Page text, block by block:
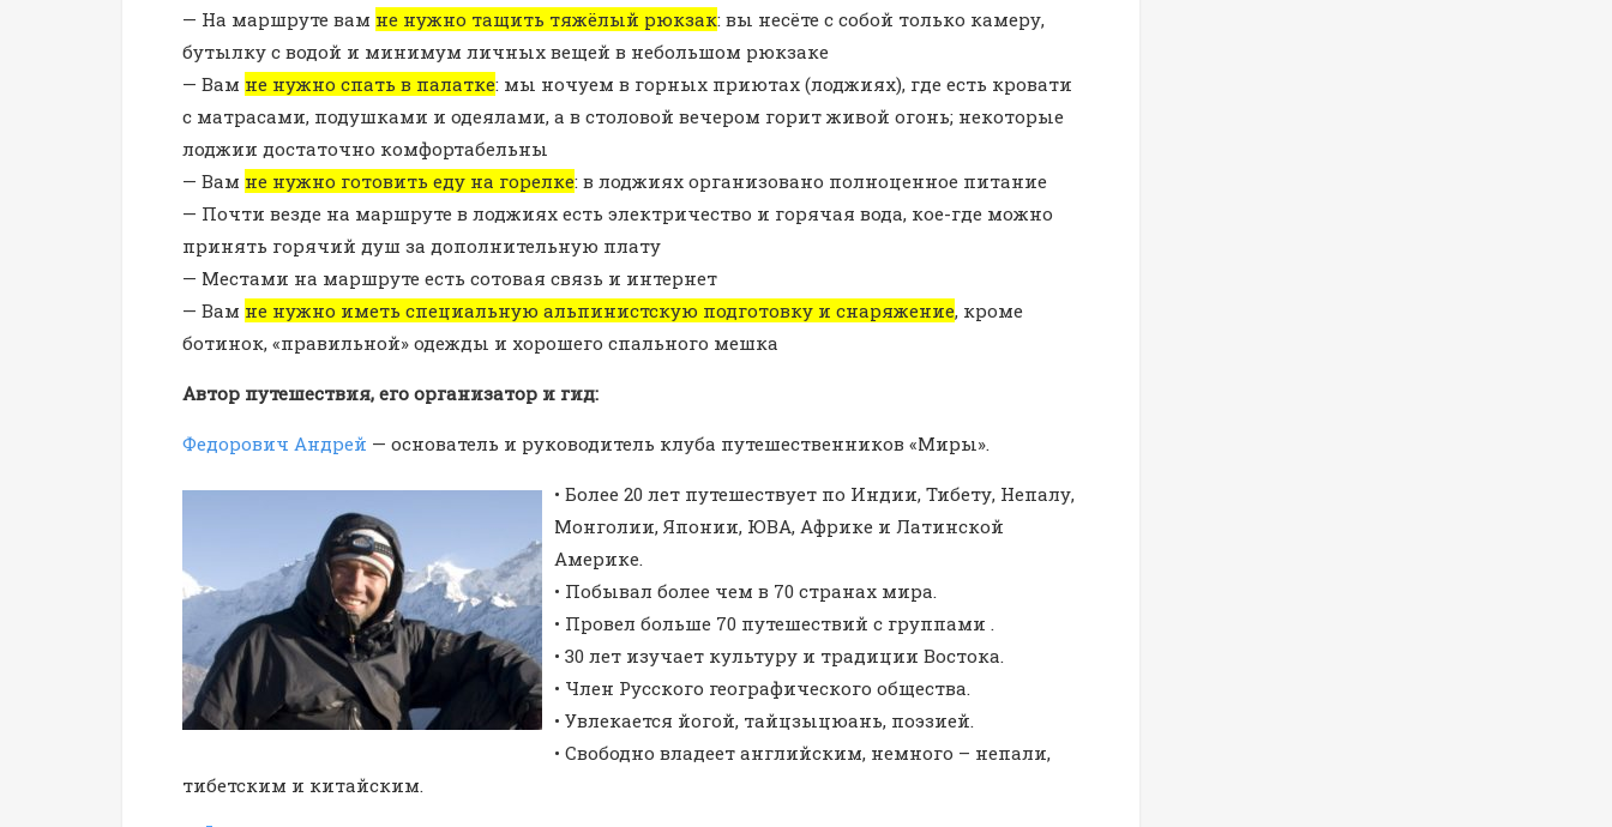
— На маршруте вам не нужно тащить тяжёлый рюкзак: вы несёте с собой только камеру,
бутылку с водой и минимум личных вещей в небольшом рюкзаке
— Вам не нужно спать в палатке: мы ночуем в горных приютах (лоджиях), где есть кровати
с матрасами, подушками и одеялами, а в столовой вечером горит живой огонь; некоторые
лоджии достаточно комфортабельны
— Вам не нужно готовить еду на горелке: в лоджиях организовано полноценное питание
— Почти везде на маршруте в лоджиях есть электричество и горячая вода, кое-где можно
принять горячий душ за дополнительную плату
— Местами на маршруте есть сотовая связь и интернет
— Вам не нужно иметь специальную альпинистскую подготовку и снаряжение, кроме
ботинок, «правильной» одежды и хорошего спального мешка
Автор путешествия, его организатор и гид:
Федорович Андрей — основатель и руководитель клуба путешественников «Миры».
• Более 20 лет путешествует по Индии, Тибету, Непалу,
Монголии, Японии, ЮВА, Африке и Латинской
Америке.
• Побывал более чем в 70 странах мира.
• Провел больше 70 путешествий с группами .
• 30 лет изучает культуру и традиции Востока.
• Член Русского географического общества.
• Увлекается йогой, тайцзыцюань, поэзией.
• Свободно владеет английским, немного – непали,
тибетским и китайским.